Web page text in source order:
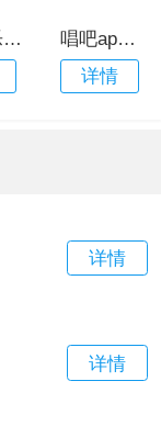
QQ音乐免费app官方版
唱吧app手机版
详情
详情
详情